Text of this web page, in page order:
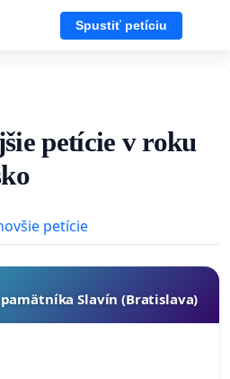
Spustiť petíciu
petície v roku
petície
Slavín (Bratislava)